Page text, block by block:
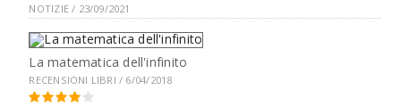
NOTIZIE / 23/09/2021
La matematica dell'infinito
RECENSIONI LIBRI / 6/04/2018